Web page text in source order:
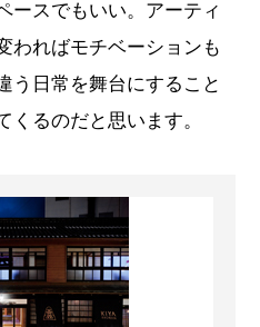
ースでもいい。アーティ
わればモチベーションも
う日常を舞台にすること
るのだと思います。